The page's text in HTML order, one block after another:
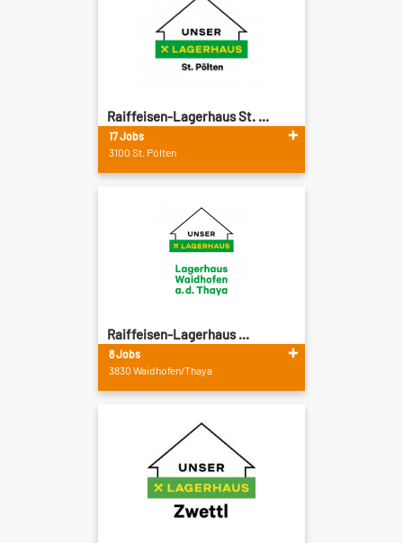
Raiffeisen-Lagerhaus St. ...
17 Jobs
3100 St. Pölten
Raiffeisen-Lagerhaus ...
8 Jobs
3830 Waidhofen/Thaya